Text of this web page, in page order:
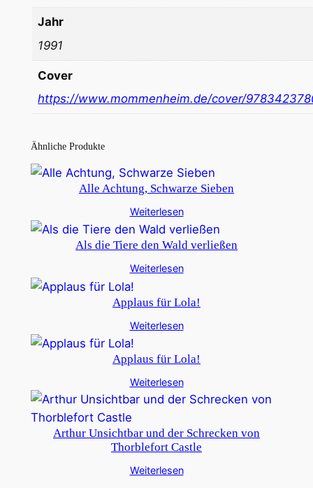
Jahr
1991
Cover
https://www.mommenheim.de/cover/
Ähnliche Produkte
Alle Achtung, Schwarze Sieben
Weiterlesen
Als die Tiere den Wald verließen
Weiterlesen
Applaus für Lola!
Weiterlesen
Applaus für Lola!
Weiterlesen
Arthur Unsichtbar und der Schrecken von
Thorblefort Castle
Weiterlesen